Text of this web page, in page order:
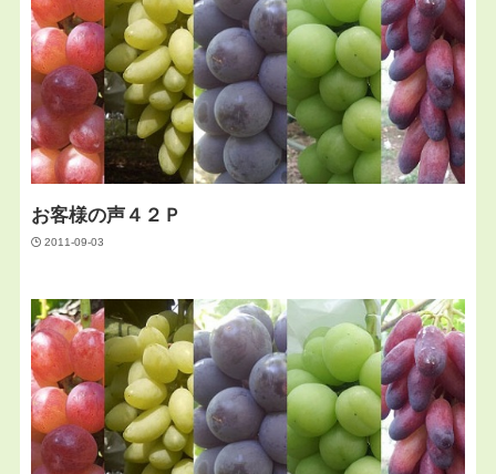
お客様の声４２Ｐ
2011-09-03